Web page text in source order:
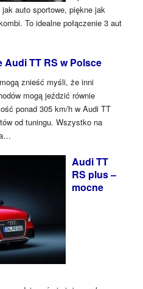
auto sportowe, piękne jak
To idealne połączenie 3 aut
TT RS w Polsce
znieść myśli, że inni
mogą jeździć równie
ponad 305 km/h w Audi TT
od tuningu. Wszystko na
Audi TT
RS plus –
mocne